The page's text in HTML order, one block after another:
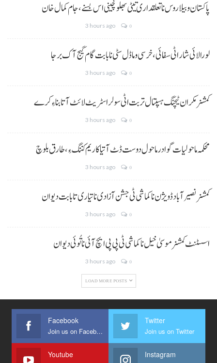
پاکستان و بیلاروس نا تعلقداری تیٹی بھلو گچینی اس بسنے، جام کمال خان
3 hours ago 0
لورالائی شار اٹی سفائی، خرسی و ماڈل سٹی نا بابت گام گیج آک برجا
3 hours ago 0
کمشنر مکران ٹیچنگ ہسپتال تربت اٹی سولر اسٹریٹ لائٹ آتا بناءِ کرے
3 hours ago 0
محکمہ ماحولیات گوادر ماحول دوست ڈٹ آتیا کاریم کننگ ءِ، طارق بلوچ
3 hours ago 0
کمشنر نصیر آباد ڈویژن نا کماشی ٹی جشن آزادی نا تیاری تا بابت دیوان
3 hours ago 0
اسسٹنٹ کمشنر موسیٰ خیل نا کماشی ٹی پی پی ایچ آئی نا تُوئی دیوان
3 hours ago 0
LOAD MORE POSTS
Facebook
Join us on Facebook
Twitter
Join us on Twitter
Youtube Instagram